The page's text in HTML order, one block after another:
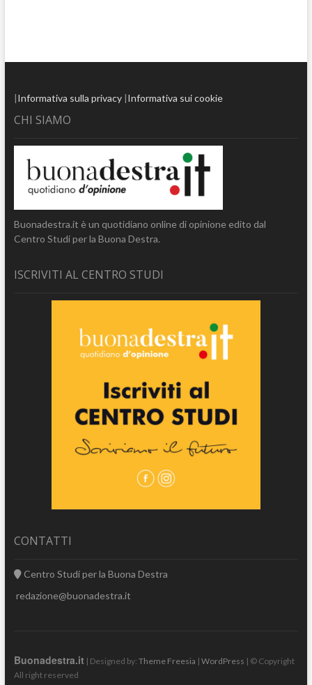
|Informativa sulla privacy|Informativa sui cookie
CHI SIAMO
Buonadestra.it è un quotidiano online di opinione edito dal
Centro Studi per la Buona Destra.
ISCRIVITI AL CENTRO STUDI
CONTATTI
Centro Studi per la Buona Destra
redazione@buonadestra.it
Buonadestra.it | Designed by: Theme Freesia | WordPress | © Copyright
All right reserved